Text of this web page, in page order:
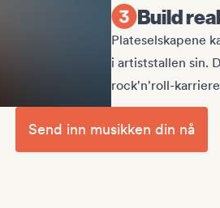
Build
Plateselskapene
i artiststallen sin.
rock'n'roll-
Send inn musikken din nå